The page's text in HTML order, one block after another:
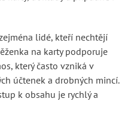
lidé, kteří nechtějí
na karty podporuje
který často vzniká v
účtenek a drobných mincí.
k obsahu je rychlý a